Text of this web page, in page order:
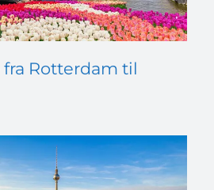
fra Rotterdam til